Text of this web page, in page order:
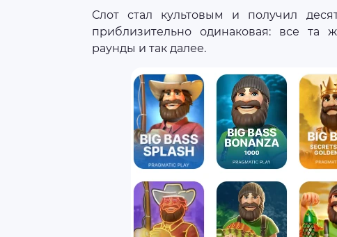
Слот стал культовым и получил
приблизительно одинаковая: все
раунды и так далее.